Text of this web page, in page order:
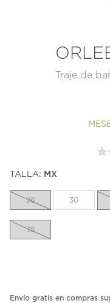
Traje de
TALLA: MX
28 30
38
Envío gratis en compras